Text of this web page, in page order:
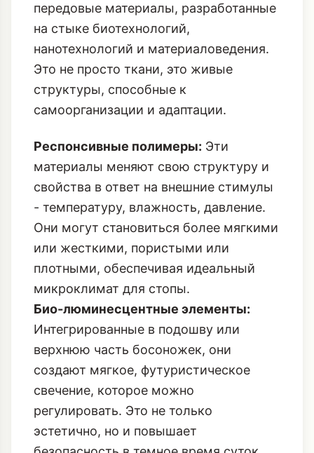
передовые материалы, разработанные
на стыке биотехнологий,
нанотехнологий и материаловедения.
Это не просто ткани, это живые
структуры, способные к
самоорганизации и адаптации.
Респонсивные полимеры: Эти
материалы меняют свою структуру и
свойства в ответ на внешние стимулы
- температуру, влажность, давление.
Они могут становиться более мягкими
или жесткими, пористыми или
плотными, обеспечивая идеальный
микроклимат для стопы.
Био-люминесцентные элементы:
Интегрированные в подошву или
верхнюю часть босоножек, они
создают мягкое, футуристическое
свечение, которое можно
регулировать. Это не только
эстетично, но и повышает